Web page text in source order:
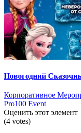
Новогодний
Корпоративное
Pro100 Event
Оценить этот элемент
(4 votes)